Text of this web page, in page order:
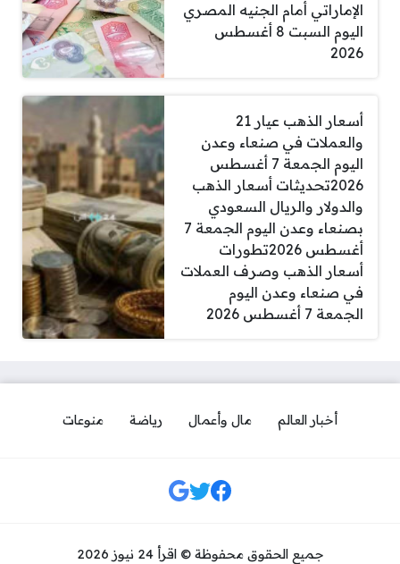
الإماراتي أمام الجنيه المصري
اليوم السبت 8 أغسطس
2026
أسعار الذهب عيار 21
والعملات في صنعاء وعدن
اليوم الجمعة 7 أغسطس
2026تحديثات أسعار الذهب
والدولار والريال السعودي
بصنعاء وعدن اليوم الجمعة 7
أغسطس 2026تطورات
أسعار الذهب وصرف العملات
في صنعاء وعدن اليوم
الجمعة 7 أغسطس 2026
أخبار العالم مال وأعمال رياضة منوعات
مواقع التواصل
جميع الحقوق محفوظة © اقرأ 24 نيوز 2026